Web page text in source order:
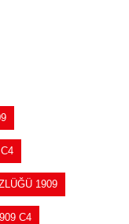
1909
C4